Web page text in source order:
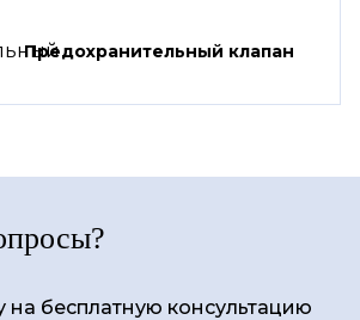
Предохранительный клапан
на бесплатную консультацию